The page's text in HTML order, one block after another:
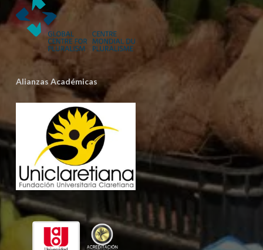
Alianzas Académicas